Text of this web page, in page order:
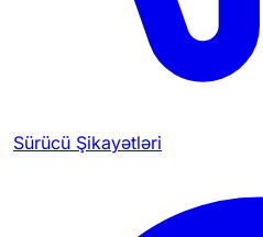
Sürücü Şikayətləri